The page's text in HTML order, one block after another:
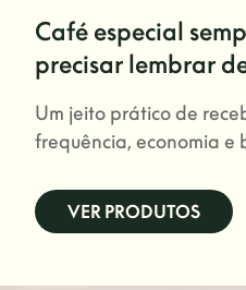
Café especial
precisar lembrar
Um jeito prático de
frequência, economia e
VER PRODUTOS